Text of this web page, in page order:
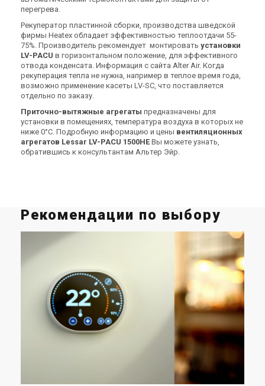
перегрева.
Рекуператор пластинной сборки, производства шведской
фирмы Heatex обладает эффективностью теплоотдачи 55-
75%. Производитель рекомендует монтировать установки
LV-PACU в горизонтальном положение, для эффективного
отвода конденсата. Информация с сайта Alter Air. Когда
рекуперация тепла не нужна, например в теплое время года,
возможно применение касеты LV-SC, что поставляется
отдельно по заказу.
Приточно-вытяжные агрегаты предназначены для
установки в помещениях, температура воздуха в которых не
ниже 0°С. Подробную информацию и цены вентиляционных
агрегатов Lessar LV-PACU 1500HE Вы можете узнать,
обратившись к консультантам Альтер Эйр.
Рекомендации по выбору